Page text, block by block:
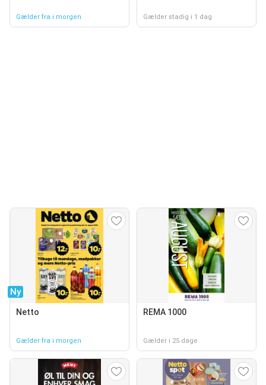
Gælder fra i morgen Gælder stadig i 1 dag
Ny
Netto
Gælder fra i morgen
REMA 1000
Gælder i 25 dage